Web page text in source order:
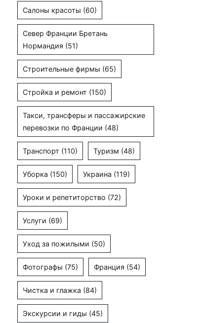
Салоны красоты (60)
Север Франции Бретань
Нормандия (51)
Строительные фирмы (65)
Стройка и ремонт (150)
Такси, трансферы и пассажирские
перевозки по Франции (48)
Транспорт (110) Туризм (48)
Уборка (150) Украина (119)
Уроки и репетиторство (72)
Услуги (69)
Уход за пожилыми (50)
Фотографы (75) Франция (54)
Чистка и глажка (84)
Экскурсии и гиды (45)